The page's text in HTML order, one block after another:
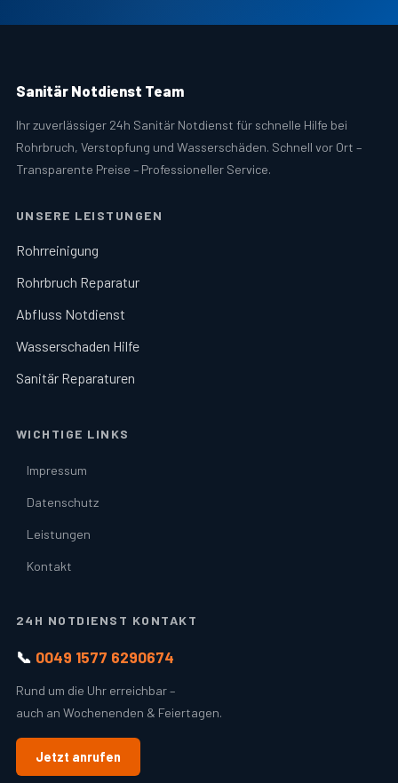
Sanitär Notdienst Team
Ihr zuverlässiger 24h Sanitär Notdienst für schnelle Hilfe bei
Rohrbruch, Verstopfung und Wasserschäden. Schnell vor Ort –
Transparente Preise – Professioneller Service.
UNSERE LEISTUNGEN
Rohrreinigung
Rohrbruch Reparatur
Abfluss Notdienst
Wasserschaden Hilfe
Sanitär Reparaturen
WICHTIGE LINKS
Impressum
Datenschutz
Leistungen
Kontakt
24H NOTDIENST KONTAKT
📞 0049 1577 6290674
Rund um die Uhr erreichbar –
auch an Wochenenden & Feiertagen.
Jetzt anrufen